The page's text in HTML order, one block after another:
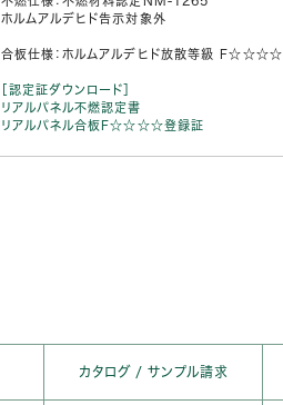
ホルムアルデヒド告示対象外
合板仕様：ホルムアルデヒド放散等級 F☆☆☆☆
［認定証ダウンロード］
リアルパネル不燃認定書
リアルパネル合板F☆☆☆☆登録証
カタログ / サンプル請求